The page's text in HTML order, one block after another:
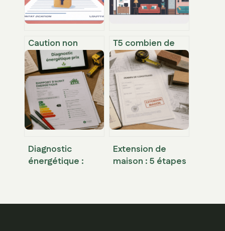
Caution non
rendue après 1
mois : vos droits
et recours
concrets
T5 combien de
chambres :
comprendre la
configuration et
faire le bon choix
Diagnostic
énergétique :
Extension de
maison : 5 étapes